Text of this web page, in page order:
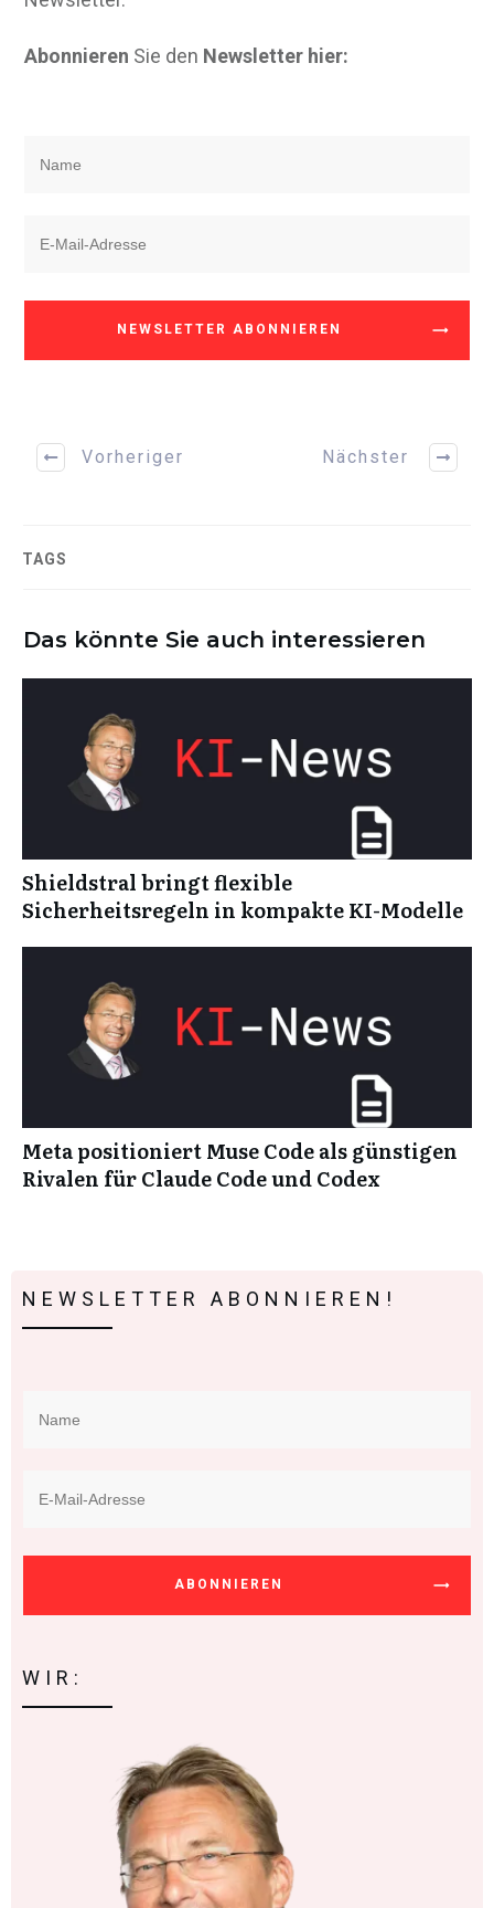
Abonnieren Sie den Newsletter hier:
NEWSLETTER ABONNIEREN
Vorheriger Nächster
TAGS
Das könnte Sie auch interessieren
Shieldstral bringt flexible
Sicherheitsregeln in kompakte KI-Modelle
Meta positioniert Muse Code als günstigen
Rivalen für Claude Code und Codex
NEWSLETTER ABONNIEREN!
ABONNIEREN
WIR: